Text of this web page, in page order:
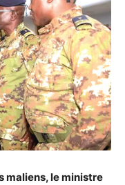
maliens, le ministre